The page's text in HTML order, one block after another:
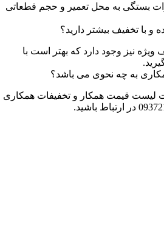
بستگی به محل تعمیر و حجم قطعاتی
و با تخفیف بیشتر دارید؟
نیز وجود دارد که بهتر است با
به چه نحوی می باشد؟
لیست قیمت همکار و تخفیفات همکاری